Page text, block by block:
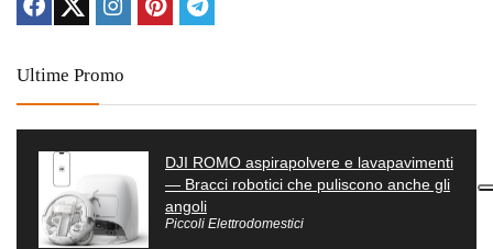
Ultime Promo
DJI ROMO aspirapolvere e lavapavimenti
— Bracci robotici che puliscono anche gli
angoli
Piccoli Elettrodomestici